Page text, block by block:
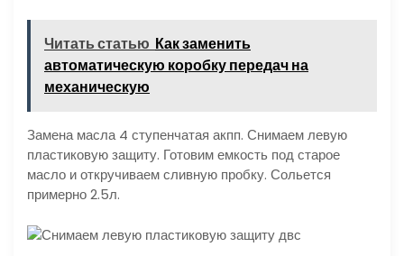
Читать статью Как заменить
автоматическую коробку передач на
механическую
Замена масла 4 ступенчатая акпп. Снимаем левую
пластиковую защиту. Готовим емкость под старое
масло и откручиваем сливную пробку. Сольется
примерно 2.5л.